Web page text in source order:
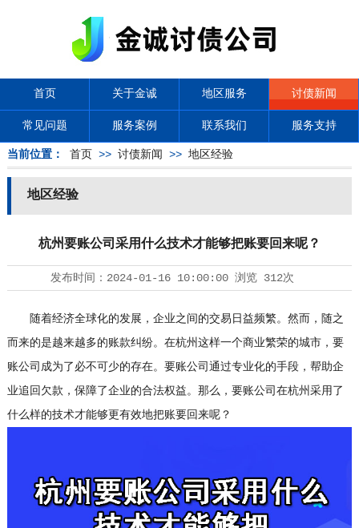
首页 关于金诚 地区服务 讨债新闻
常见问题 服务案例 联系我们 服务支持
当前位置： 首页 >> 讨债新闻 >> 地区经验
地区经验
杭州要账公司采用什么技术才能够把账要回来呢？
发布时间： 2024-01-16 10:00:00浏览 312次
随着经济全球化的发展，企业之间的交易日益频繁。然而，随之
而来的是越来越多的账款纠纷。在杭州这样一个商业繁荣的城市，要
账公司成为了必不可少的存在。要账公司通过专业化的手段，帮助企
业追回欠款，保障了企业的合法权益。那么，要账公司在杭州采用了
什么样的技术才能够更有效地把账要回来呢？